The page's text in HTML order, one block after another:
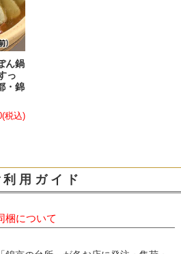
ん鍋
っ
・錦
(税込)
利 用 ガ イ ド
梱について